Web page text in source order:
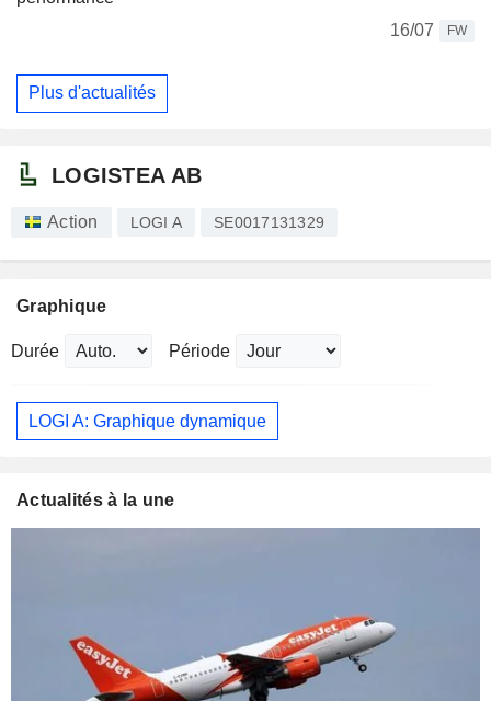
16/07
FW
Plus d'actualités
LOGISTEA AB
Action LOGI A SE0017131329
Graphique
Durée Période
LOGI A: Graphique dynamique
Actualités à la une